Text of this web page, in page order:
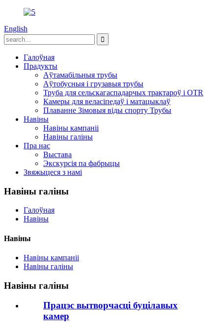
English
Галоўная
Прадукты
Аўтамабільныя трубы
Аўтобусныя і грузавыя трубы
Труба для сельскагаспадарчых трактароў і OTR
Камеры для веласіпедаў і матацыклаў
Плаванне Зімовыя віды спорту Трубы
Навіны
Навіны кампаніі
Навіны галіны
Пра нас
Выстава
Экскурсія па фабрыцы
Звяжыцеся з намі
Навіны галіны
Галоўная
Навіны
Навіны
Навіны кампаніі
Навіны галіны
Навіны галіны
Працэс вытворчасці буцілавых
камер